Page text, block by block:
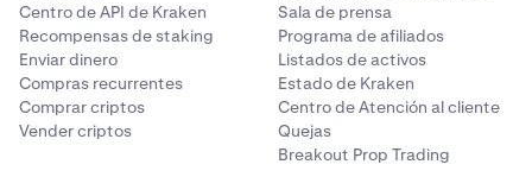
Centro de API de Kraken
Recompensas de staking
Enviar dinero
Compras recurrentes
Comprar criptos
Vender criptos
Sala de prensa
Programa de afiliados
Listados de activos
Estado de Kraken
Centro de Atención al cliente
Quejas
Breakout Prop Trading